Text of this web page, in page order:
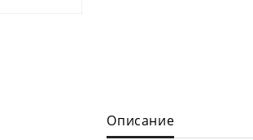
Описание